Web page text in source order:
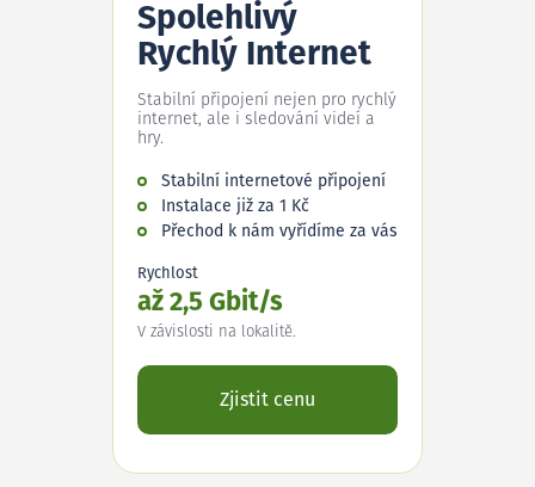
Spolehlivý
Rychlý Internet
Stabilní připojení nejen pro rychlý
internet, ale i sledování videí a
hry.
Stabilní internetové připojení
Instalace již za 1 Kč
Přechod k nám vyřídíme za vás
Rychlost
až 2,5 Gbit/s
V závislosti na lokalitě.
Zjistit cenu